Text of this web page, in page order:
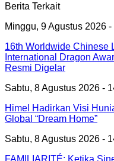
Berita Terkait
Minggu, 9 Agustus 2026
16th Worldwide Chinese
International Dragon
Resmi Digelar
Sabtu, 8 Agustus 2026 -
Himel Hadirkan Visi
Global “Dream Home”
Sabtu, 8 Agustus 2026 -
FAMILIARITÉ: Ketika